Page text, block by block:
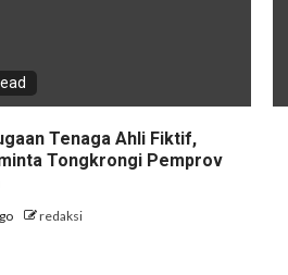
Tenaga Ahli Fiktif,
Tongkrongi Pemprov
redaksi